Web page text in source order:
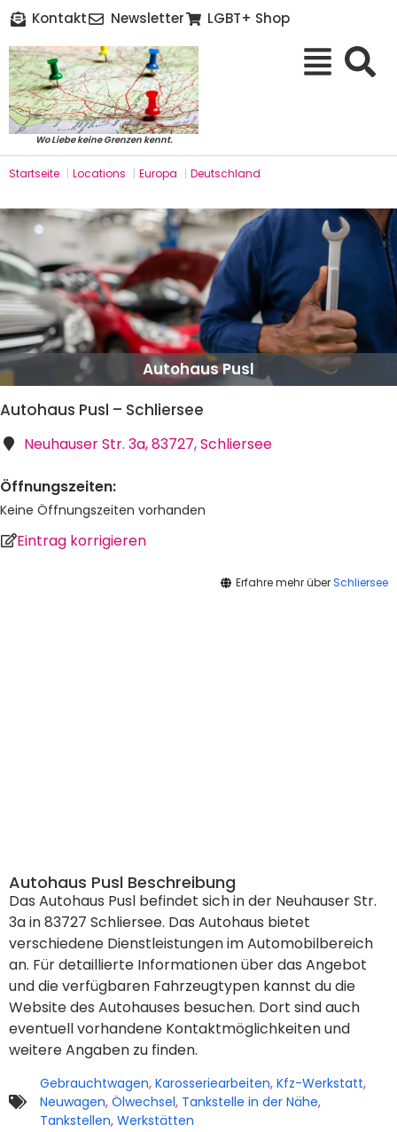
Kontakt Newsletter LGBT+ Shop
Wo Liebe keine Grenzen kennt.
Startseite | Locations | Europa | Deutschland
Autohaus Pusl
Autohaus Pusl – Schliersee
Neuhauser Str. 3a, 83727, Schliersee
Öffnungszeiten:
Keine Öffnungszeiten vorhanden
Eintrag korrigieren
Erfahre mehr überSchliersee
Autohaus Pusl Beschreibung
Das Autohaus Pusl befindet sich in der Neuhauser Str.
3a in 83727 Schliersee. Das Autohaus bietet
verschiedene Dienstleistungen im Automobilbereich
an. Für detaillierte Informationen über das Angebot
und die verfügbaren Fahrzeugtypen kannst du die
Website des Autohauses besuchen. Dort sind auch
eventuell vorhandene Kontaktmöglichkeiten und
weitere Angaben zu finden.
Gebrauchtwagen, Karosseriearbeiten, Kfz-Werkstatt,
Neuwagen, Ölwechsel, Tankstelle in der Nähe,
Tankstellen, Werkstätten